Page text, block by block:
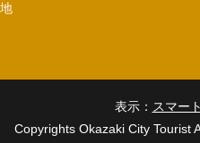
表示： スマー
Copyrights Okazaki City Tourist